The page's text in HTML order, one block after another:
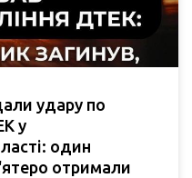
удару по
у
один
отримали